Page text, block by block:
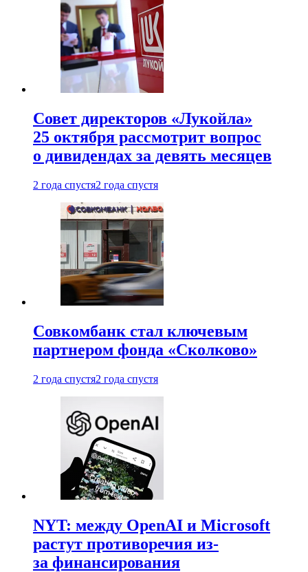
Совет директоров «Лукойла»
25 октября рассмотрит вопрос
о дивидендах за девять месяцев
2 года спустя2 года спустя
Совкомбанк стал ключевым
партнером фонда «Сколково»
2 года спустя2 года спустя
NYT: между OpenAI и Microsoft
растут противоречия из-
за финансирования